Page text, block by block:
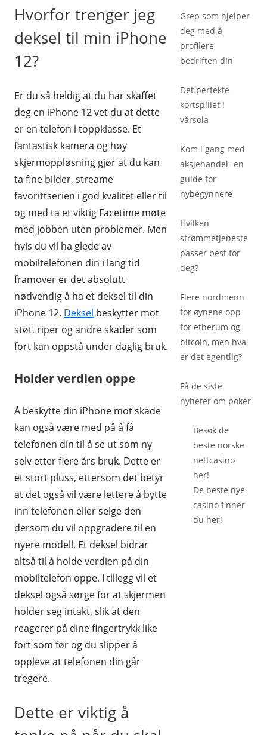
Hvorfor trenger jeg
deksel til min iPhone
12?
Er du så heldig at du har skaffet
deg en iPhone 12 vet du at dette
er en telefon i toppklasse. Et
fantastisk kamera og høy
skjermoppløsning gjør at du kan
ta fine bilder, streame
favorittserien i god kvalitet eller til
og med ta et viktig Facetime møte
med jobben uten problemer. Men
hvis du vil ha glede av
mobiltelefonen din i lang tid
framover er det absolutt
nødvendig å ha et deksel til din
iPhone 12. Deksel beskytter mot
støt, riper og andre skader som
fort kan oppstå under daglig bruk.
Holder verdien oppe
Å beskytte din iPhone mot skade
kan også være med på å få
telefonen din til å se ut som ny
selv etter flere års bruk. Dette er
et stort pluss, ettersom det betyr
at det også vil være lettere å bytte
inn telefonen eller selge den
dersom du vil oppgradere til en
nyere modell. Et deksel bidrar
altså til å holde verdien på din
mobiltelefon oppe. I tillegg vil et
deksel også sørge for at skjermen
holder seg intakt, slik at den
reagerer på dine fingertrykk like
fort som før og du slipper å
oppleve at telefonen din går
tregere.
Dette er viktig å
Grep som hjelper
deg med å
profilere
bedriften din
Det perfekte
kortspillet i
vårsola
Kom i gang med
aksjehandel- en
guide for
nybegynnere
Hvilken
strømmetjeneste
passer best for
deg?
Flere nordmenn
for øynene opp
for etherum og
bitcoin, men hva
er det egentlig?
Få de siste
nyheter om poker
Besøk de
beste norske
nettcasino
her!
De beste nye
casino finner
du her!